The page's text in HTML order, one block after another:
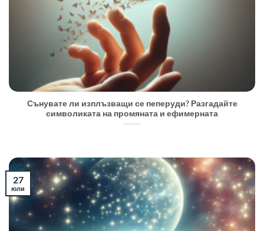
Сънувате ли изплъзващи се пеперуди? Разгадайте
символиката на промяната и ефимерната
27
юли